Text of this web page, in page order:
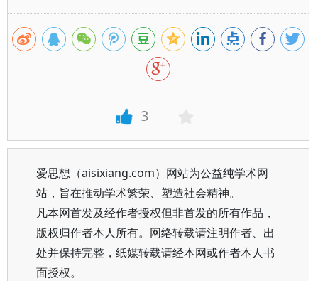
3
爱思想（aisixiang.com）网站为公益纯学术网
站，旨在推动学术繁荣、塑造社会精神。
凡本网首发及经作者授权但非首发的所有作品，
版权归作者本人所有。网络转载请注明作者、出
处并保持完整，纸媒转载请经本网或作者本人书
面授权。